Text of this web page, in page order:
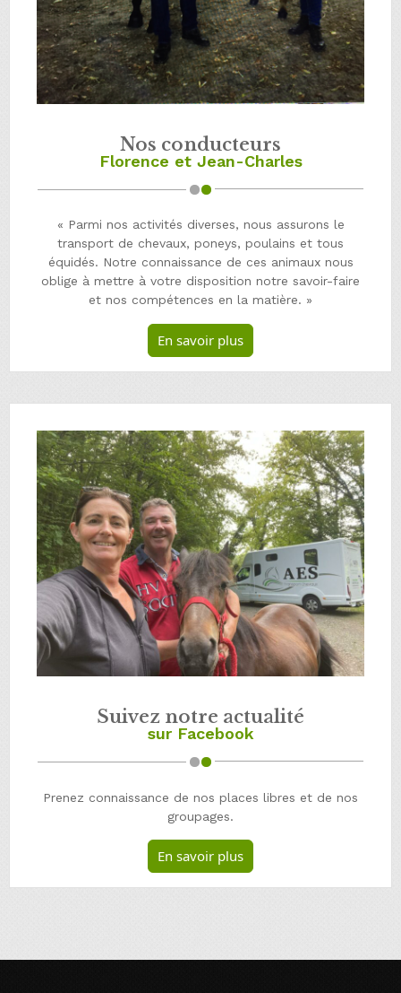
Nos conducteurs
Florence et Jean-Charles
« Parmi nos activités diverses, nous assurons le
transport de chevaux, poneys, poulains et tous
équidés. Notre connaissance de ces animaux nous
oblige à mettre à votre disposition notre savoir-faire
et nos compétences en la matière. »
En savoir plus
Suivez notre actualité
sur Facebook
Prenez connaissance de nos places libres et de nos
groupages.
En savoir plus